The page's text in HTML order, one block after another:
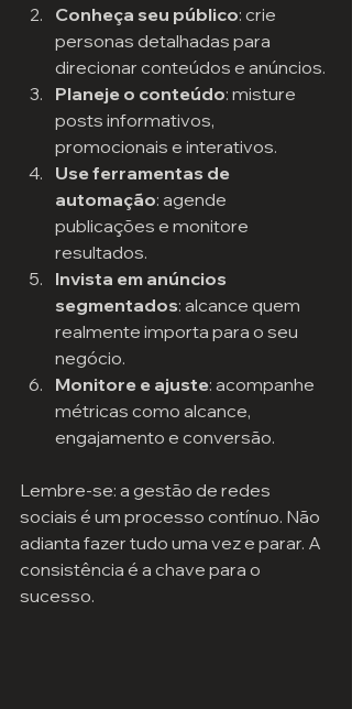
Conheça seu público: crie
personas detalhadas para
direcionar conteúdos e anúncios.
Planeje o conteúdo: misture
posts informativos,
promocionais e interativos.
Use ferramentas de
automação: agende
publicações e monitore
resultados.
Invista em anúncios
segmentados: alcance quem
realmente importa para o seu
negócio.
Monitore e ajuste: acompanhe
métricas como alcance,
engajamento e conversão.
Lembre-se: a gestão de redes
sociais é um processo contínuo. Não
adianta fazer tudo uma vez e parar. A
consistência é a chave para o
sucesso.